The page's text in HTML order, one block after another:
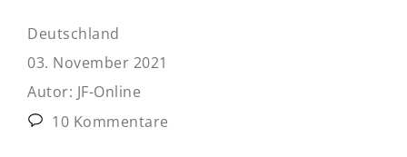
Deutschland
03. November 2021
Autor: JF-Online
10 Kommentare